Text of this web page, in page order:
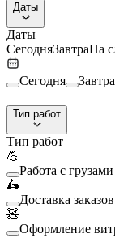
Даты
Даты
СегодняЗавтраНа
Сегодня Завтра
Тип работ
Тип работ
💪
Работа с грузами
🛵
Доставка заказов
🧸
Оформление